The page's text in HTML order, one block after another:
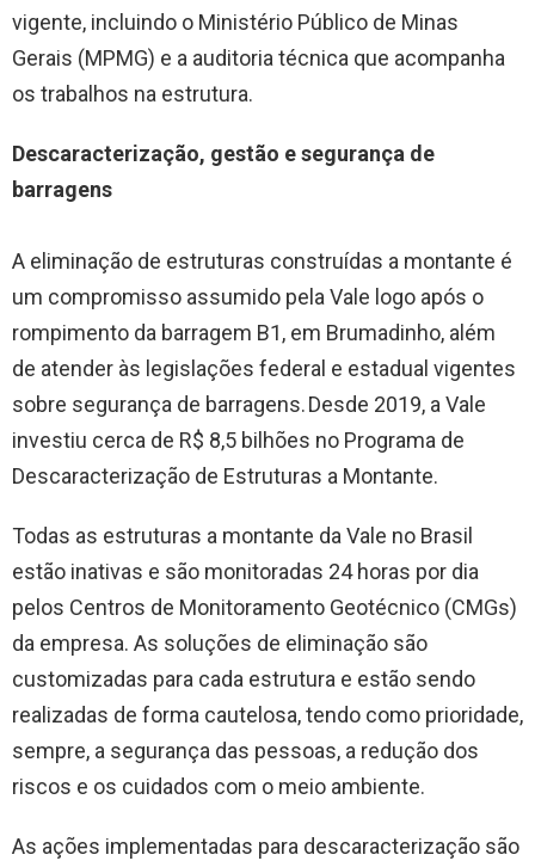
vigente, incluindo o Ministério Público de Minas
Gerais (MPMG) e a auditoria técnica que acompanha
os trabalhos na estrutura.
Descaracterização, gestão e segurança de
barragens
A eliminação de estruturas construídas a montante é
um compromisso assumido pela Vale logo após o
rompimento da barragem B1, em Brumadinho, além
de atender às legislações federal e estadual vigentes
sobre segurança de barragens. Desde 2019, a Vale
investiu cerca de R$ 8,5 bilhões no Programa de
Descaracterização de Estruturas a Montante.
Todas as estruturas a montante da Vale no Brasil
estão inativas e são monitoradas 24 horas por dia
pelos Centros de Monitoramento Geotécnico (CMGs)
da empresa. As soluções de eliminação são
customizadas para cada estrutura e estão sendo
realizadas de forma cautelosa, tendo como prioridade,
sempre, a segurança das pessoas, a redução dos
riscos e os cuidados com o meio ambiente.
As ações implementadas para descaracterização são